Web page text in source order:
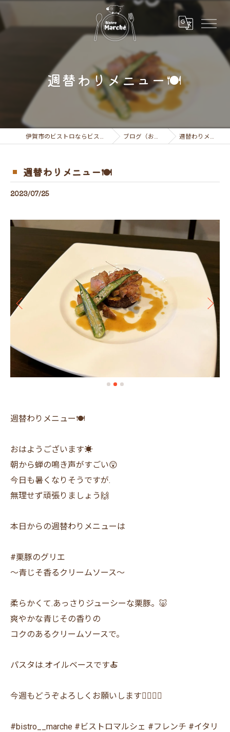
週替わりメニュー🍽
伊賀市のビストロならビストロ マルシェ ブログ（お知らせ） 週替わりメニュー🍽
週替わりメニュー🍽
2023/07/25
週替わりメニュー🍽
おはようございます☀
朝から蝉の鳴き声がすごい😲
今日も暑くなりそうですが.
無理せず頑張りましょう🙌
本日からの週替わりメニューは
#栗豚のグリエ
〜青じそ香るクリームソース〜
柔らかくて.あっさりジューシーな栗豚。🐷
爽やかな青じその香りの
コクのあるクリームソースで。
パスタは.オイルベースです🍝
今週もどうぞよろしくお願いします🙇‍♂️🙇‍♀️
⁡#bistro__marche #ビストロマルシェ #フレンチ #イタリ